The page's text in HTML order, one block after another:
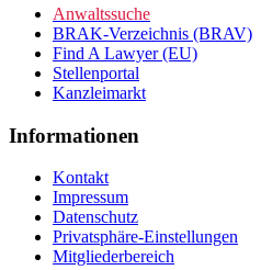
Anwaltssuche
BRAK-Verzeichnis (BRAV)
Find A Lawyer (EU)
Stellenportal
Kanzleimarkt
Informationen
Kontakt
Impressum
Datenschutz
Privatsphäre-Einstellungen
Mitgliederbereich